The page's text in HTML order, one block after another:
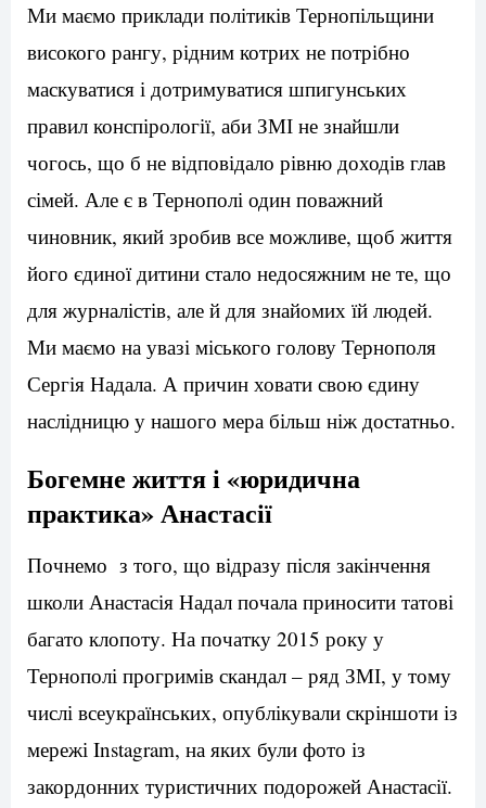
Ми маємо приклади політиків Тернопільщини
високого рангу, рідним котрих не потрібно
маскуватися і дотримуватися шпигунських
правил конспірології, аби ЗМІ не знайшли
чогось, що б не відповідало рівню доходів глав
сімей. Але є в Тернополі один поважний
чиновник, який зробив все можливе, щоб життя
його єдиної дитини стало недосяжним не те, що
для журналістів, але й для знайомих їй людей.
Ми маємо на увазі міського голову Тернополя
Сергія Надала. А причин ховати свою єдину
наслідницю у нашого мера більш ніж достатньо.
Богемне життя і «юридична
практика» Анастасії
Почнемо з того, що відразу після закінчення
школи Анастасія Надал почала приносити татові
багато клопоту. На початку 2015 року у
Тернополі прогримів скандал – ряд ЗМІ, у тому
числі всеукраїнських, опублікували скріншоти із
мережі Instagram, на яких були фото із
закордонних туристичних подорожей Анастасії.